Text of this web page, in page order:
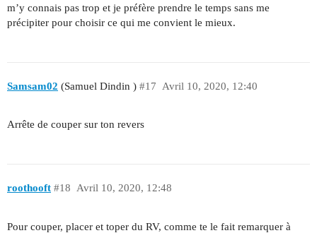
m’y connais pas trop et je préfère prendre le temps sans me
précipiter pour choisir ce qui me convient le mieux.
Samsam02 (Samuel Dindin ) Avril 10, 2020, 12:40
#17
Arrête de couper sur ton revers
roothooft Avril 10, 2020, 12:48
#18
Pour couper, placer et toper du RV, comme te le fait remarquer à